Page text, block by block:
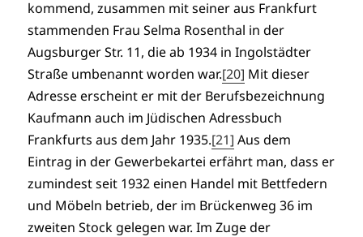
kommend, zusammen mit seiner aus Frankfurt
stammenden Frau Selma Rosenthal in der
Augsburger Str. 11, die ab 1934 in Ingolstädter
Straße umbenannt worden war.[20] Mit dieser
Adresse erscheint er mit der Berufsbezeichnung
Kaufmann auch im Jüdischen Adressbuch
Frankfurts aus dem Jahr 1935.[21] Aus dem
Eintrag in der Gewerbekartei erfährt man, dass er
zumindest seit 1932 einen Handel mit Bettfedern
und Möbeln betrieb, der im Brückenweg 36 im
zweiten Stock gelegen war. Im Zuge der